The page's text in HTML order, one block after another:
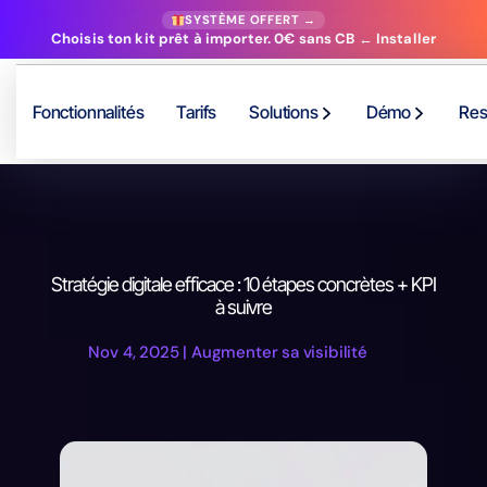
SYSTÈME OFFERT →
Choisis ton kit prêt à importer. 0€ sans CB ← Installer
Fonctionnalités Tarifs Solutions Démo
Stratégie digitale efficace : 10 étapes concrètes + KPI
à suivre
Nov 4, 2025| Augmenter sa visibilité